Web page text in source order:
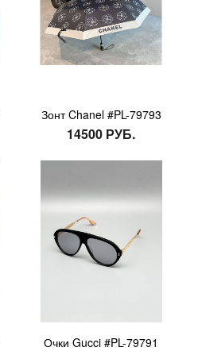
Зонт Chanel #PL-79793
14500 РУБ.
Очки Gucci #PL-79791